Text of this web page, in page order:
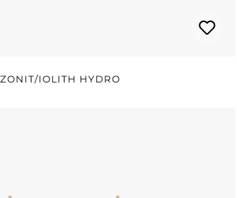
IOLITH HYDRO